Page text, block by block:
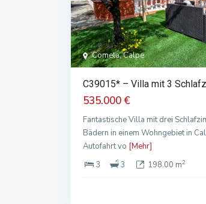
Cometa, Calpe
C39015* – Villa mit 3
535.000 €
Fantastische Villa mit drei
Bädern in einem Wohngebiet in
Autofahrt vo [Mehr]
3
3 198.00 m2